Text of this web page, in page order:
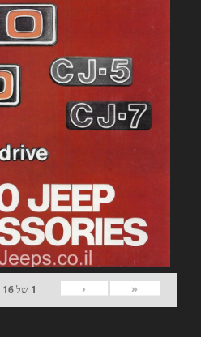
«
‹
1 של16